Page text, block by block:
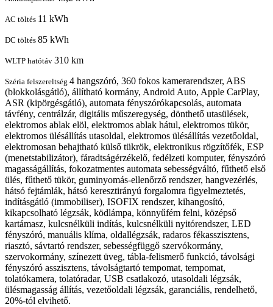
AC töltés 11 kWh
DC töltés 85 kWh
WLTP hatótáv 310 km
Széria felszereltség 4 hangszóró, 360 fokos kamerarendszer, ABS
(blokkolásgátló), állítható kormány, Android Auto, Apple CarPlay,
ASR (kipörgésgátló), automata fényszórókapcsolás, automata
távfény, centrálzár, digitális műszeregység, dönthető utasülések,
elektromos ablak elöl, elektromos ablak hátul, elektromos tükör,
elektromos ülésállítás utasoldal, elektromos ülésállítás vezetőoldal,
elektromosan behajtható külső tükrök, elektronikus rögzítőfék, ESP
(menetstabilizátor), fáradtságérzékelő, fedélzeti komputer, fényszóró
magasságállítás, fokozatmentes automata sebességváltó, fűthető első
ülés, fűthető tükör, guminyomás-ellenőrző rendszer, hangvezérlés,
hátsó fejtámlák, hátsó keresztirányú forgalomra figyelmeztetés,
indításgátló (immobiliser), ISOFIX rendszer, kihangosító,
kikapcsolható légzsák, ködlámpa, könnyűfém felni, középső
kartámasz, kulcsnélküli indítás, kulcsnélküli nyitórendszer, LED
fényszóró, manuális klíma, oldallégzsák, radaros fékasszisztens,
riasztó, sávtartó rendszer, sebességfüggő szervókormány,
szervokormány, színezett üveg, tábla-felismerő funkció, távolsági
fényszóró asszisztens, távolságtartó tempomat, tempomat,
tolatókamera, tolatóradar, USB csatlakozó, utasoldali légzsák,
ülésmagasság állítás, vezetőoldali légzsák, garanciális, rendelhető,
20%-tól elvihető.